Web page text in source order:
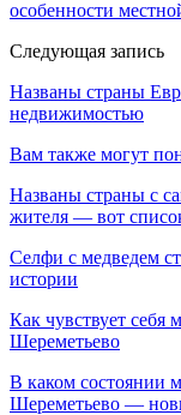
особенности
Следующая запись
Названы страны
недвижимостью
Вам также могут
Названы страны с
жителя — вот
Селфи с медведем
истории
Как чувствует себя
Шереметьево
В каком состоянии
Шереметьево —